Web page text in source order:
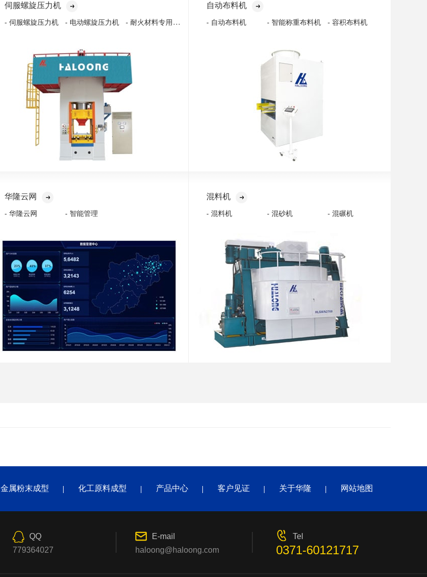
伺服螺旋压力机
- 伺服螺旋压力机 - 电动螺旋压力机 - 耐火材料专用压力
自动布料机
- 自动布料机 - 智能称重布料机 - 容积布料机
华隆云网
- 华隆云网 - 智能管理
混料机
- 混料机 - 混砂机 - 混碾机
金属粉末成型 化工原料成型 产品中心 客户见证 关于华隆 网站地图
QQ
779364027
E-mail
haloong@haloong.com
Tel
0371-60121717